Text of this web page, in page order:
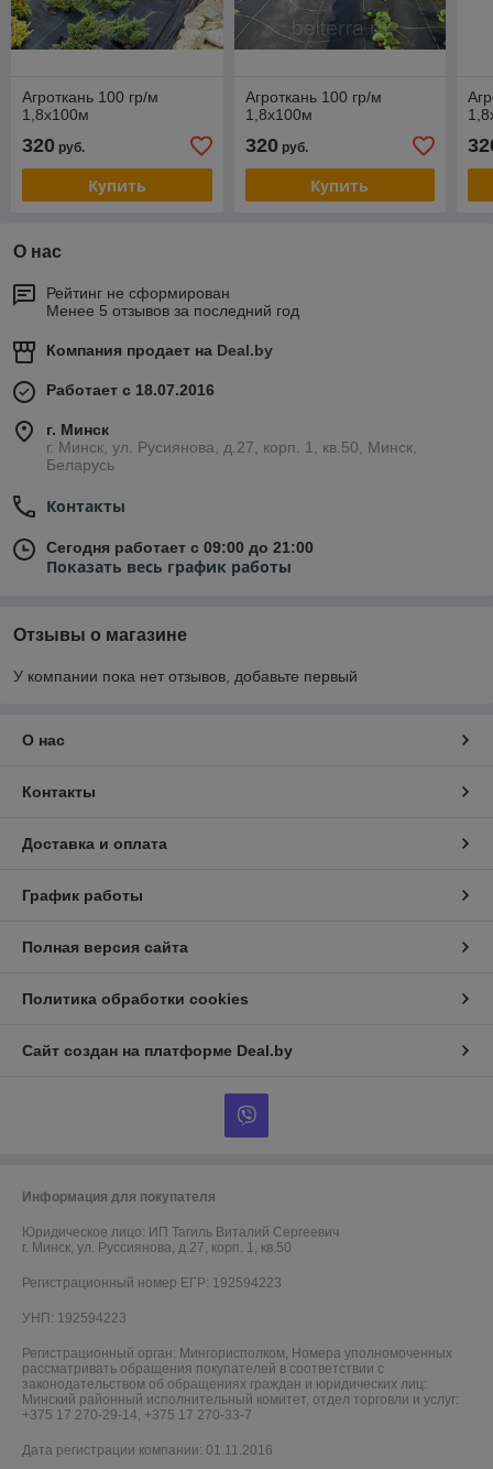
Агроткань 100 гр/м
1,8х100м
320 руб.
Купить
Агроткань 100 гр/м
1,8х100м
320руб.
Купить
О нас
Рейтинг не сформирован
Менее 5 отзывов за последний год
Компания продает на Deal.by
Работает с 18.07.2016
г. Минск
г. Минск, ул. Русиянова, д.27, корп. 1, кв.50, Минск,
Беларусь
Контакты
Сегодня работает с 09:00 до 21:00
Показать весь график работы
Отзывы о магазине
У компании пока нет отзывов, добавьте первый
О нас
Контакты
Доставка и оплата
График работы
Полная версия сайта
Политика обработки cookies
Сайт создан на платформе Deal.by
Информация для покупателя
Юридическое лицо: ИП Тагиль Виталий Сергеевич
г. Минск, ул. Руссиянова, д.27, корп. 1, кв.50
Регистрационный номер ЕГР: 192594223
УНП: 192594223
Регистрационный орган: Мингорисполком, Номера уполномоченных
рассматривать обращения покупателей в соответствии с
законодательством об обращениях граждан и юридических лиц:
Минский районный исполнительный комитет, отдел торговли и услуг:
+375 17 270-29-14, +375 17 270-33-7
Дата регистрации компании: 01.11.2016